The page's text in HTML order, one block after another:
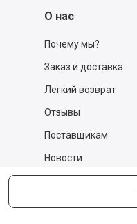
О нас
Почему мы?
Заказ и доставка
Легкий возврат
Отзывы
Поставщикам
Новости